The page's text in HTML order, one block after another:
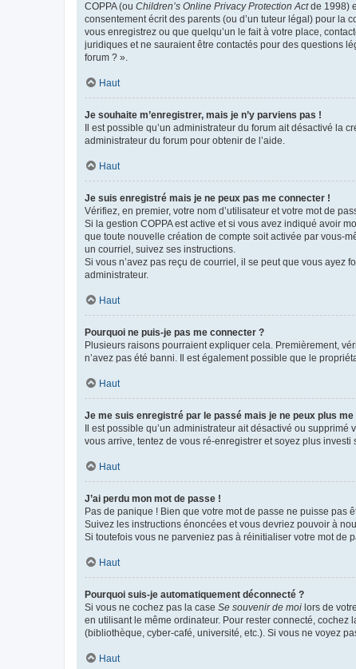
COPPA (ou Children’s Online Privacy Protection Actde 1998)
consentement écrit des parents (ou d’un tuteur légal) pour la
vous enregistrez ou que quelqu’un le fait à votre place,
juridiques et ne sauraient être contactés pour des questions
forum ? ».
Haut
Je souhaite m’enregistrer, mais je n’y parviens pas !
Il est possible qu’un administrateur du forum ait désactivé la
administrateur du forum pour obtenir de l’aide.
Haut
Je suis enregistré mais je ne peux pas me connecter !
Vérifiez, en premier, votre nom d’utilisateur et votre mot de
Si la gestion COPPA est active et si vous avez indiqué avoir
que toute nouvelle création de compte soit activée par vous-
un courriel, suivez ses instructions.
Si vous n’avez pas reçu de courriel, il se peut que vous ayez
administrateur.
Haut
Pourquoi ne puis-je pas me connecter ?
Plusieurs raisons pourraient expliquer cela. Premièrement,
n’avez pas été banni. Il est également possible que le
Haut
Je me suis enregistré par le passé mais je ne peux plus
Il est possible qu’un administrateur ait désactivé ou
vous arrive, tentez de vous ré-enregistrer et soyez plus investi
Haut
J’ai perdu mon mot de passe !
Pas de panique ! Bien que votre mot de passe ne puisse
Suivez les instructions énoncées et vous devriez pouvoir à
Si toutefois vous ne parveniez pas à réinitialiser votre mot de
Haut
Pourquoi suis-je automatiquement déconnecté ?
Si vous ne cochez pas la case Se souvenir de moi lors de
en utilisant le même ordinateur. Pour rester connecté, cochez
(bibliothèque, cyber-café, université, etc.). Si vous ne voyez
Haut